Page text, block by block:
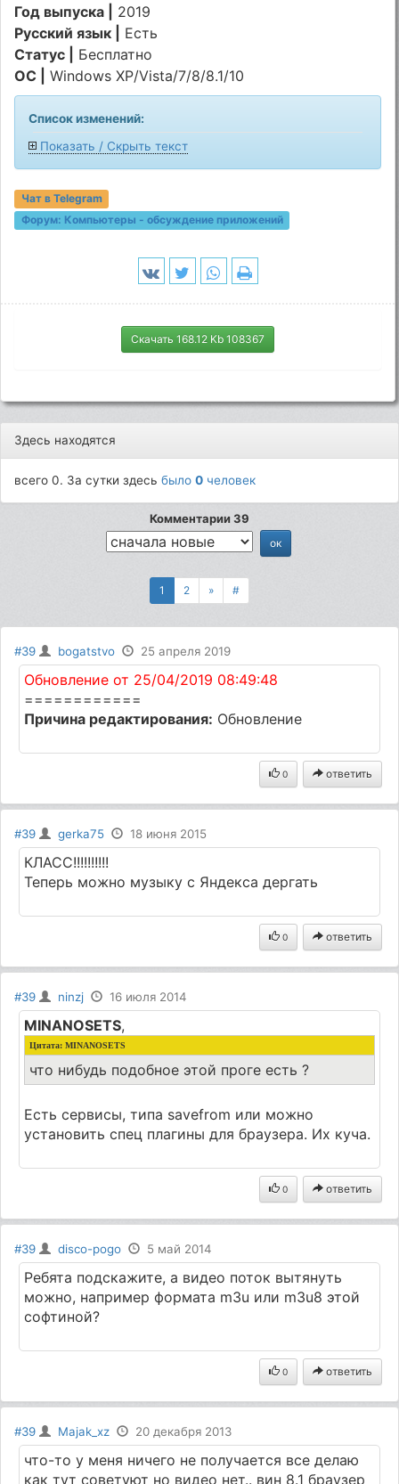
Год выпуска |
2019
Русский язык |
Есть
Статус |
Бесплатно
ОС |
Windows XP/Vista/7/8/8.1/10
Список изменений:
Показать / Скрыть текст
Чат в Telegram
Форум: Компьютеры - обсуждение приложений
Скачать 168.12 Kb 108367
Здесь находятся
всего 0. За сутки здесьбыло0 человек
Комментарии 39
1 2 » #
#39 bogatstvo 25 апреля 2019
Обновление от 25/04/2019 08:49:48
============
Причина редактирования: Обновление
0 ответить
#39 gerka75 18 июня 2015
КЛАСС!!!!!!!!!!
Теперь можно музыку с Яндекса дергать
0 ответить
#39 ninzj 16 июля 2014
MINANOSETS,
Цитата:MINANOSETS
что нибудь подобное этой проге есть ?
Есть сервисы, типа savefrom или можно
установить спец плагины для браузера. Их куча.
0 ответить
#39 disco-pogo 5 май 2014
Ребята подскажите, а видео поток вытянуть
можно, например формата m3u или m3u8 этой
софтиной?
0 ответить
#39 Majak_xz 20 декабря 2013
что-то у меня ничего не получается все делаю
как тут советуют но видео нет.. вин 8.1 браузер